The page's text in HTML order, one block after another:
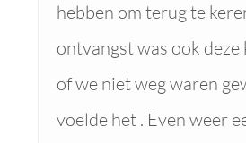
hebben om terug te
ontvangst was ook
of we niet weg waren
voelde het . Even weer